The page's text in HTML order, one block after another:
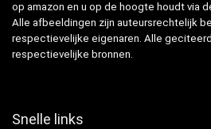
op amazon en u op de hoogte houdt via
Alle afbeeldingen zijn auteursrechtelijk
respectievelijke eigenaren. Alle
respectievelijke bronnen.
Snelle links